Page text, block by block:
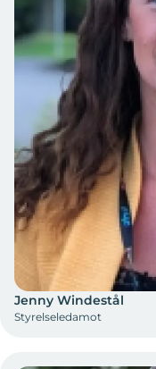
Jenny Windestål
Styrelseledamot